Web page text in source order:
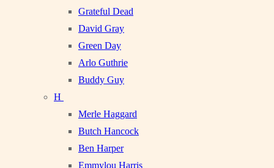
Grateful Dead
David Gray
Green Day
Arlo Guthrie
Buddy Guy
H
Merle Haggard
Butch Hancock
Ben Harper
Emmylou Harris